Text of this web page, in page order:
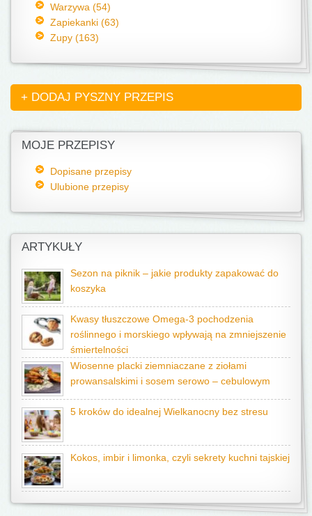
Warzywa (54)
Zapiekanki (63)
Zupy (163)
+ DODAJ PYSZNY PRZEPIS
MOJE PRZEPISY
Dopisane przepisy
Ulubione przepisy
ARTYKUŁY
Sezon na piknik – jakie produkty zapakować do
koszyka
Kwasy tłuszczowe Omega-3 pochodzenia
roślinnego i morskiego wpływają na zmniejszenie
śmiertelności
Wiosenne placki ziemniaczane z ziołami
prowansalskimi i sosem serowo – cebulowym
5 kroków do idealnej Wielkanocny bez stresu
Kokos, imbir i limonka, czyli sekrety kuchni tajskiej